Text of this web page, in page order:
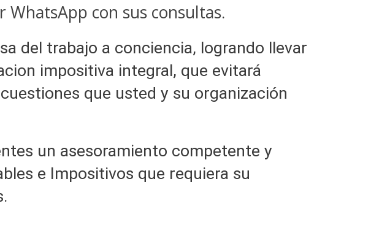
WhatsApp con sus consultas.
del trabajo a conciencia, logrando llevar
impositiva integral, que evitará
que usted y su organización
un asesoramiento competente y
e Impositivos que requiera su